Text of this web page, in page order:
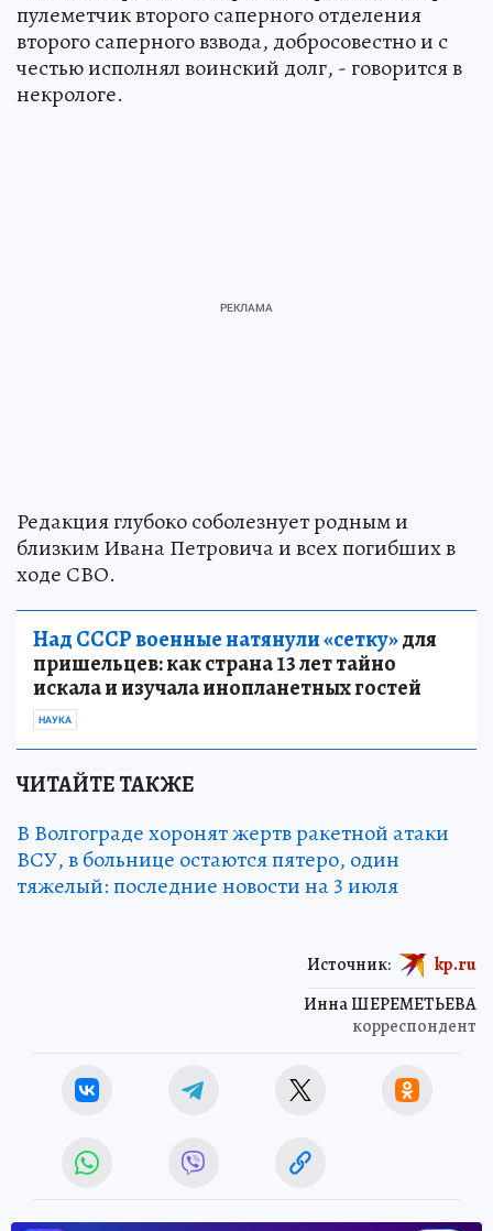
пулеметчик второго саперного отделения
второго саперного взвода, добросовестно и с
честью исполнял воинский долг, - говорится в
некрологе.
Редакция глубоко соболезнует родным и
близким Ивана Петровича и всех погибших в
ходе СВО.
Над СССР военные натянули «сетку»для
пришельцев: как страна 13 лет тайно
искала и изучала инопланетных гостей
НАУКА
ЧИТАЙТЕ ТАКЖЕ
В Волгограде хоронят жертв ракетной атаки
ВСУ, в больнице остаются пятеро, один
тяжелый: последние новости на 3 июля
Инна ШЕРЕМЕТЬЕВА
корреспондент
Источник: kp.ru